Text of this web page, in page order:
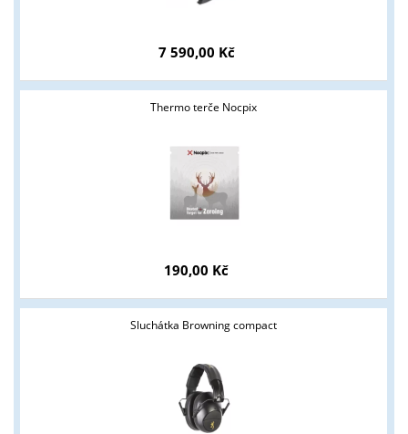
7 590,00 Kč
Thermo terče Nocpix
190,00 Kč
Sluchátka Browning compact
podnikatelům v oblasti zbraně a střelivo. Splňujete tyto
ANO NE